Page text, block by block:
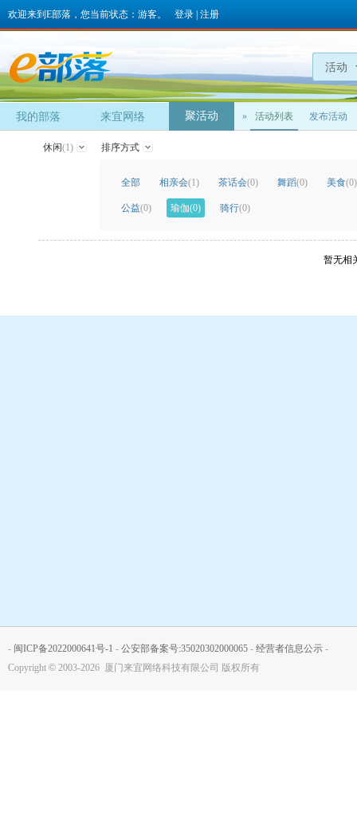
欢迎来到E部落，您当前状态：游客。 登录 注册
活动
我的部落 来宜网络 聚活动 » 活动列表 发布活动
休闲(1) 排序方式
全部 相亲会(1) 茶话会(0) 舞蹈(0) 美食(0)
公益(0) 瑜伽(0) 骑行(0)
暂无相
- 闽ICP备2022000641号-1 - 公安部备案号:35020302000065 - 经营者信息公示 -
Copyright © 2003-2026 厦门来宜网络科技有限公司 版权所有